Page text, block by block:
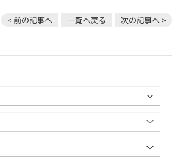
< 前の記事へ 一覧へ戻る 次の記事へ >